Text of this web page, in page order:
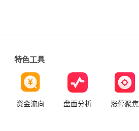
特色工具
资金流向 盘面分析 涨停聚焦